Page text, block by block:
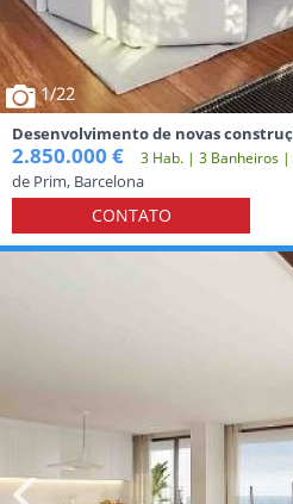
1/22
Desenvolvimento de novas
Barcelona
2.850.000 € 3 Hab. | 3 Banheiros |
de Prim, Barcelona
CONTATO